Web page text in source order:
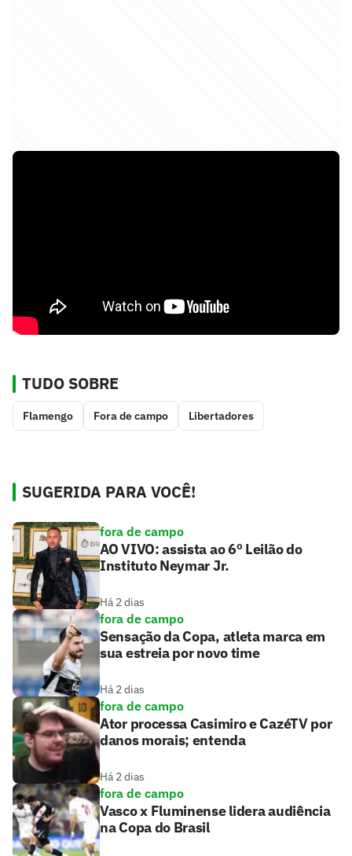
TUDO SOBRE
Flamengo Fora de campo Libertadores
SUGERIDA PARA VOCÊ!
fora de campo
AO VIVO: assista ao 6º Leilão do
Instituto Neymar Jr.
Há 2 dias
fora de campo
Sensação da Copa, atleta marca em
sua estreia por novo time
Há 2 dias
fora de campo
Ator processa Casimiro e CazéTV por
danos morais; entenda
Há 2 dias
fora de campo
Vasco x Fluminense lidera audiência
na Copa do Brasil